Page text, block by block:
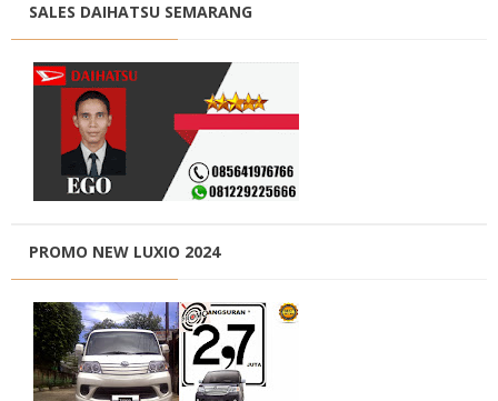
SALES DAIHATSU SEMARANG
PROMO NEW LUXIO 2024